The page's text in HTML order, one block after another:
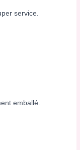
service.
emballé.